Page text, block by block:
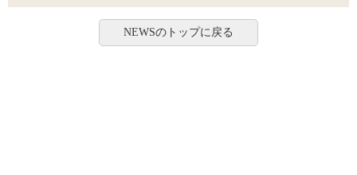
NEWSのトップに戻る